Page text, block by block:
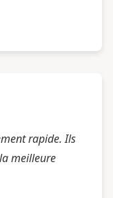
rapide. Ils
meilleure